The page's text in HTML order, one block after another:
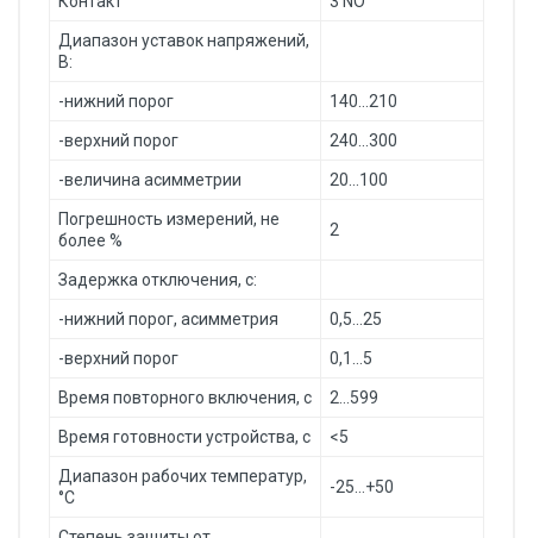
Диапазон уставок напряжений,
В:
-нижний порог 140...210
-верхний порог 240...300
-величина асимметрии 20…100
Погрешность измерений, не
более %
2
Задержка отключения, с:
-нижний порог, асимметрия 0,5...25
-верхний порог 0,1…5
Время повторного включения, с 2…599
Время готовности устройства, с <5
Диапазон рабочих температур,
°С
-25…+50